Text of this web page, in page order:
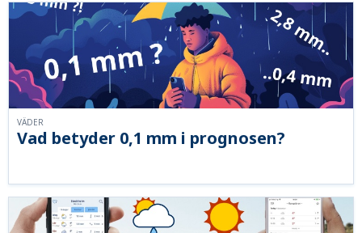
Vad betyder 0,1 mm i prognosen?
VÄDER